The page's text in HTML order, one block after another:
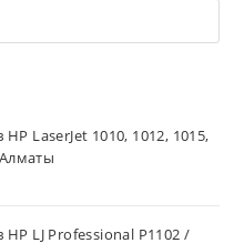
LaserJet 1010, 1012, 1015,
LJ Professional P1102 /